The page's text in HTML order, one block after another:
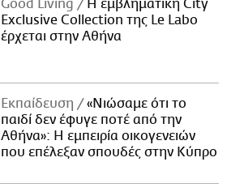
Good Living
Η εμβληματική City
Exclusive Collection της Le Labo
έρχεται στην Αθήνα
Εκπαίδευση
«Νιώσαμε ότι το
παιδί δεν έφυγε ποτέ από την
Αθήνα»: Η εμπειρία οικογενειών
που επέλεξαν σπουδές στην Κύπρο